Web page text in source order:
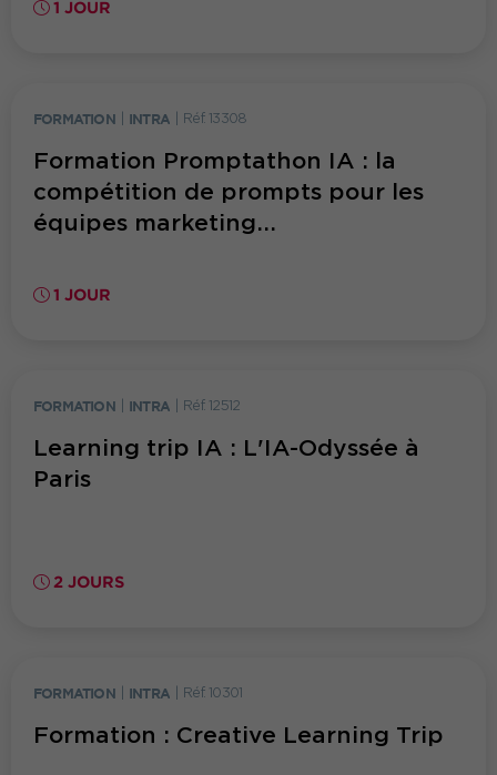
1 JOUR
FORMATION INTRA Réf. 13308
Formation Promptathon IA : la
compétition de prompts pour les
équipes marketing...
1 JOUR
FORMATION INTRA Réf. 12512
Learning trip IA : L'IA-Odyssée à
Paris
2 JOURS
FORMATION INTRA Réf. 10301
Formation : Creative Learning Trip